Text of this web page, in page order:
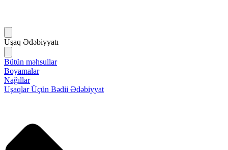
Uşaq Ədəbiyyatı
Bütün məhsullar
Boyamalar
Nağıllar
Uşaqlar Üçün Bədii Ədəbiyyat